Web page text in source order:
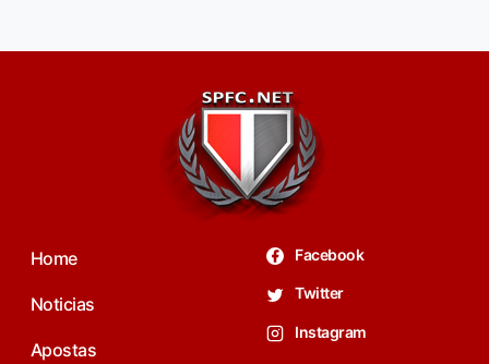
Home
Noticias
Apostas
Facebook
Twitter
Instagram